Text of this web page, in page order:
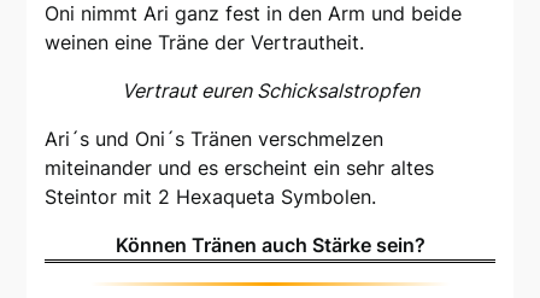
Oni nimmt Ari ganz fest in den Arm und beide
weinen eine Träne der Vertrautheit.
Vertraut euren Schicksalstropfen
Ari´s und Oni´s Tränen verschmelzen
miteinander und es erscheint ein sehr altes
Steintor mit 2 Hexaqueta Symbolen.
Können Tränen auch Stärke sein?